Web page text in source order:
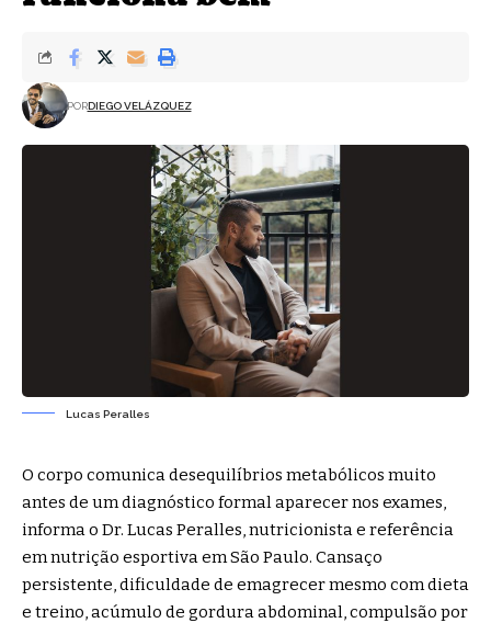
PORDIEGO VELÁZQUEZ
Lucas Peralles
O corpo comunica desequilíbrios metabólicos muito
antes de um diagnóstico formal aparecer nos exames,
informa o Dr. Lucas Peralles, nutricionista e referência
em nutrição esportiva em São Paulo. Cansaço
persistente, dificuldade de emagrecer mesmo com dieta
e treino, acúmulo de gordura abdominal, compulsão por